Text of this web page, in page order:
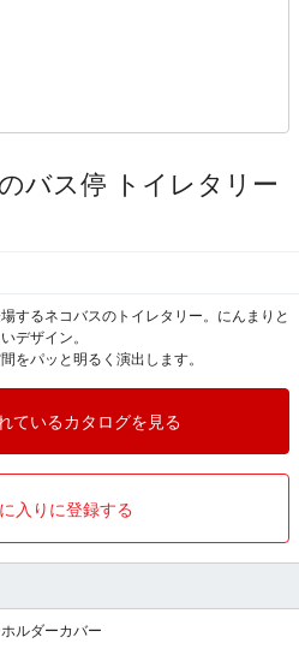
バス停 トイレタリー
するネコバスのトイレタリー。にんまりと
デザイン。
をパッと明るく演出します。
ているカタログを見る
入りに登録する
ルダーカバー